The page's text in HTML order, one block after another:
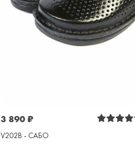
3 890 ₽
V202B - САБО